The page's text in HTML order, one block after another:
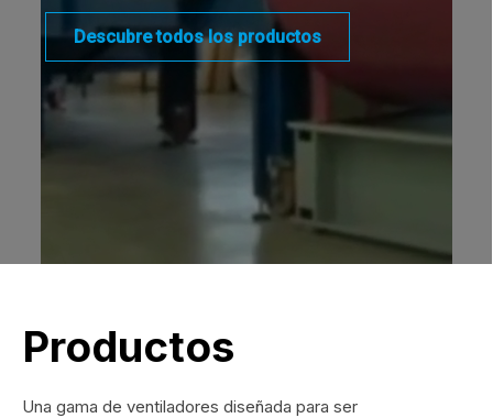
Descubre todos los productos
técnica especializada en todo el mundo
Descubre todos nuestros servicios
Descubre más
Productos
Una gama de ventiladores diseñada para ser